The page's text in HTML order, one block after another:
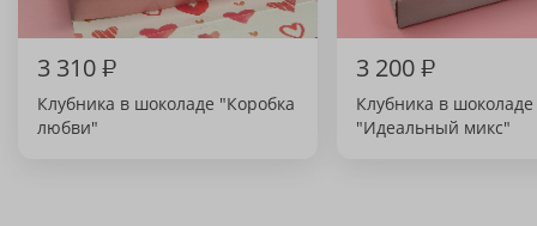
3 310₽
Клубника в шоколаде "Коробка
любви"
3 200₽
Клубника в шоколаде
"Идеальный микс"